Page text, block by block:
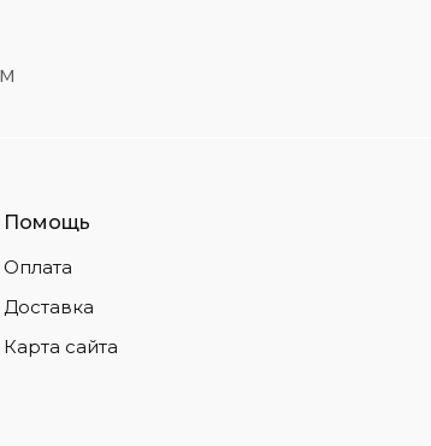
Помощь
Оплата
Доставка
Карта сайта